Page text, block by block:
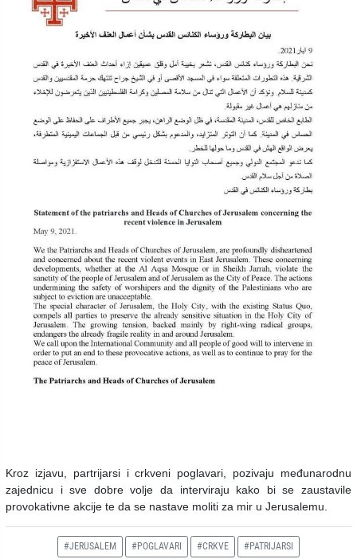
Kroz izjavu, partrijarsi i crkveni poglavari, pozivaju međunarodnu
zajednicu i sve dobre volje da interviraju kako bi se zaustavile
provokativne akcije te da se nastave moliti za mir u Jerusalemu.
#JERUSALEM #POGLAVARI #CRKVE #PATRIJARSI